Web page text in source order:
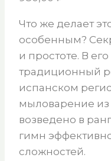
Что же делает
особенным?
и простоте. В
традиционный
испанском
мыловарение из
возведено в
гимн
сложностей.